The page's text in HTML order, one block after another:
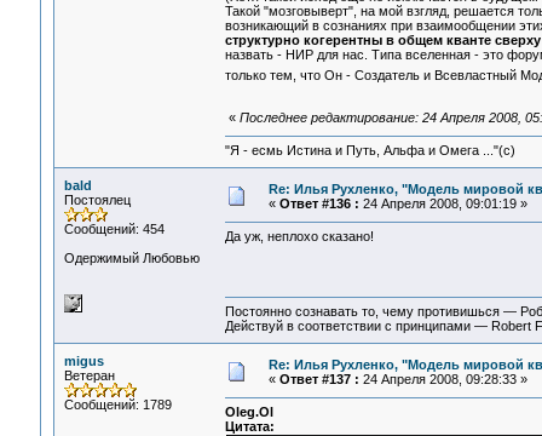
Такой "мозговыверт", на мой взгляд, решается
возникающий в сознаниях при взаимообщении
структурно когерентны в общем кванте сверху
назвать - НИР для нас. Типа вселенная - это
только тем, что Он - Создатель и Всевластный
« Последнее редактирование: 24 Апреля 2008,
"Я - есмь Истина и Путь, Альфа и Омега ..."(с)
bald
Постоялец
Сообщений: 454
Одержимый Любовью
Re: Илья Рухленко, "Модель мировой
« Ответ #136 : 24 Апреля 2008, 09:01:19 »
Да уж, неплохо сказано!
Постоянно сознавать то, чему противишься —
Действуй в соответствии с принципами — Robert
migus
Ветеран
Сообщений: 1789
Re: Илья Рухленко, "Модель мировой
« Ответ #137 : 24 Апреля 2008, 09:28:33 »
Oleg.Ol
Цитата: